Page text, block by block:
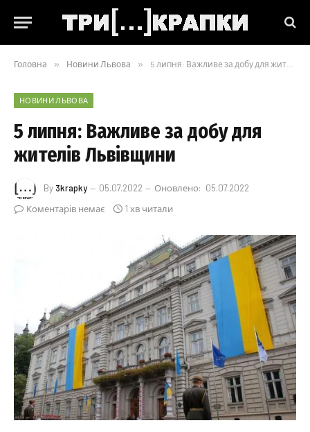
Головна » Новини Львова » 5 липня: Важливе за добу для жителів Львівщини
НОВИНИ ЛЬВОВА
5 липня: Важливе за добу для
жителів Львівщини
By 3krapky 05.07.2022 Оновлено: 05.07.2022
Коментарів немає
1 хв читали